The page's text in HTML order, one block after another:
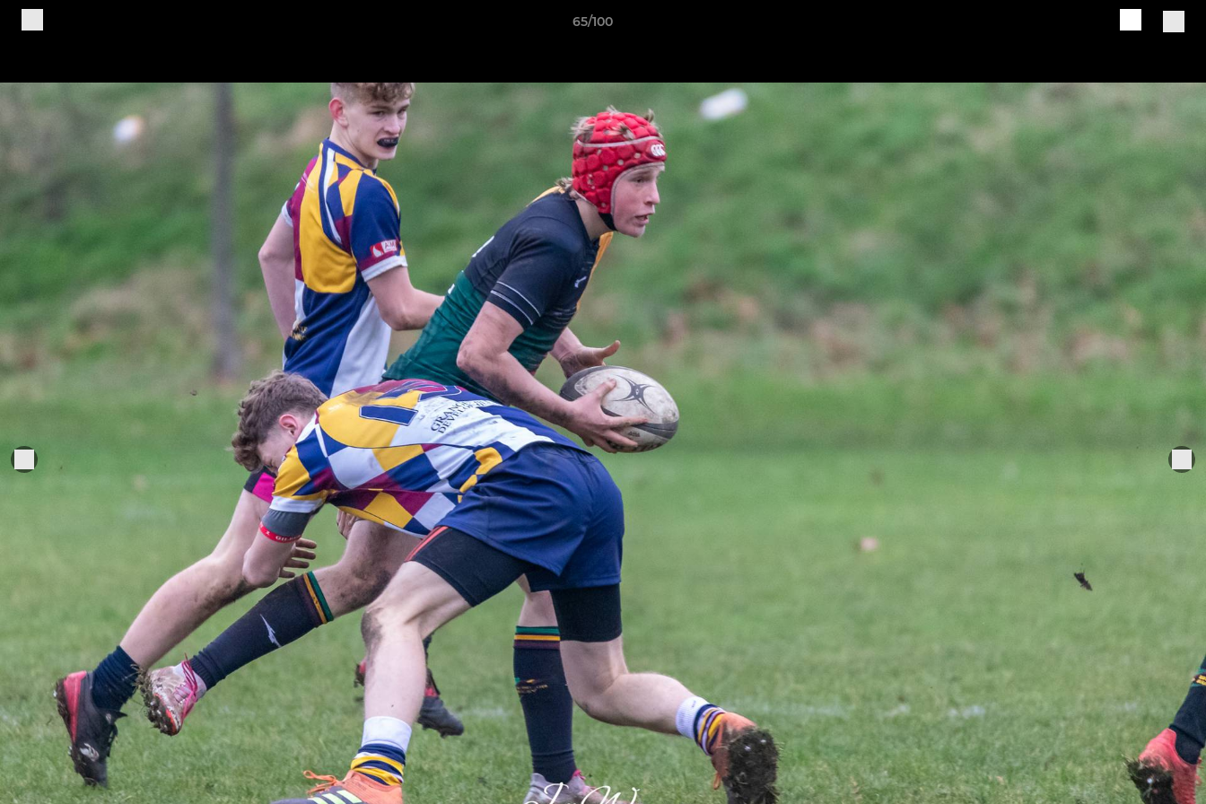
65/100